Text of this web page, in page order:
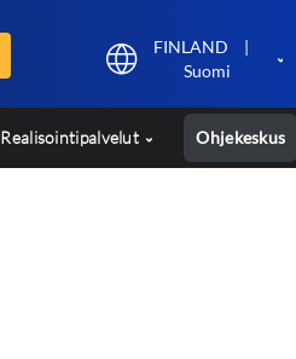
FINLAND
|
Suomi
Realisointipalvelut Ohjekeskus